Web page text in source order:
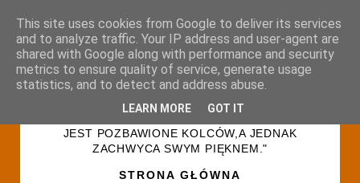
JEST POZBAWIONE KOLCÓW,A JEDNAK
ZACHWYCA SWYM PIĘKNEM."
STRONA GŁÓWNA
This site uses cookies from Google to deliver its services
and to analyze traffic. Your IP address and user-agent are
shared with Google along with performance and security
metrics to ensure quality of service, generate usage
statistics, and to detect and address abuse.
LEARN MORE GOT IT